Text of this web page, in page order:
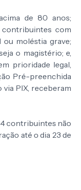
de 80 anos;
com
moléstia grave;
o magistério; e,
prioridade legal,
Pré-preenchida
PIX, receberam
contribuintes não
até o dia 23 de